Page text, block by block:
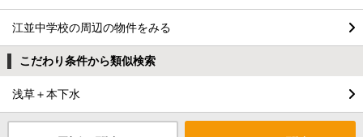
江並中学校の周辺の物件をみる
こだわり条件から類似検索
浅草＋本下水